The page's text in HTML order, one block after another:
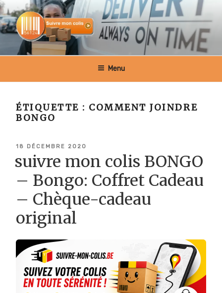
Aller
au
contenu
principal
SUIVRE MON COLIS BELGIQUE
Menu
ÉTIQUETTE : COMMENT JOINDRE
BONGO
PUBLIÉ
18 DÉCEMBRE 2020
suivre mon colis BONGO
– Bongo: Coffret Cadeau
– Chèque-cadeau
original